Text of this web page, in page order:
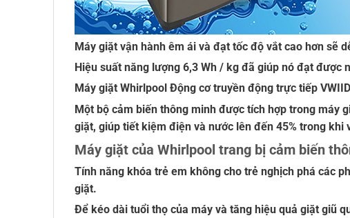
Máy giặt vận hành êm ái và đạt tốc độ vắt cao hơn sẽ
Hiệu suất năng lượng 6,3 Wh / kg đã giúp nó đạt
Máy giặt Whirlpool Động cơ truyền động trực tiếp
Một bộ cảm biến thông minh được tích hợp trong máy
giặt, giúp tiết kiệm điện và nước lên đến 45% trong khi
Máy giặt của Whirlpool trang bị cảm biến
Tính năng khóa trẻ em không cho trẻ nghịch phá các
giặt.
Để kéo dài tuổi thọ của máy và tăng hiệu quả giặt giũ